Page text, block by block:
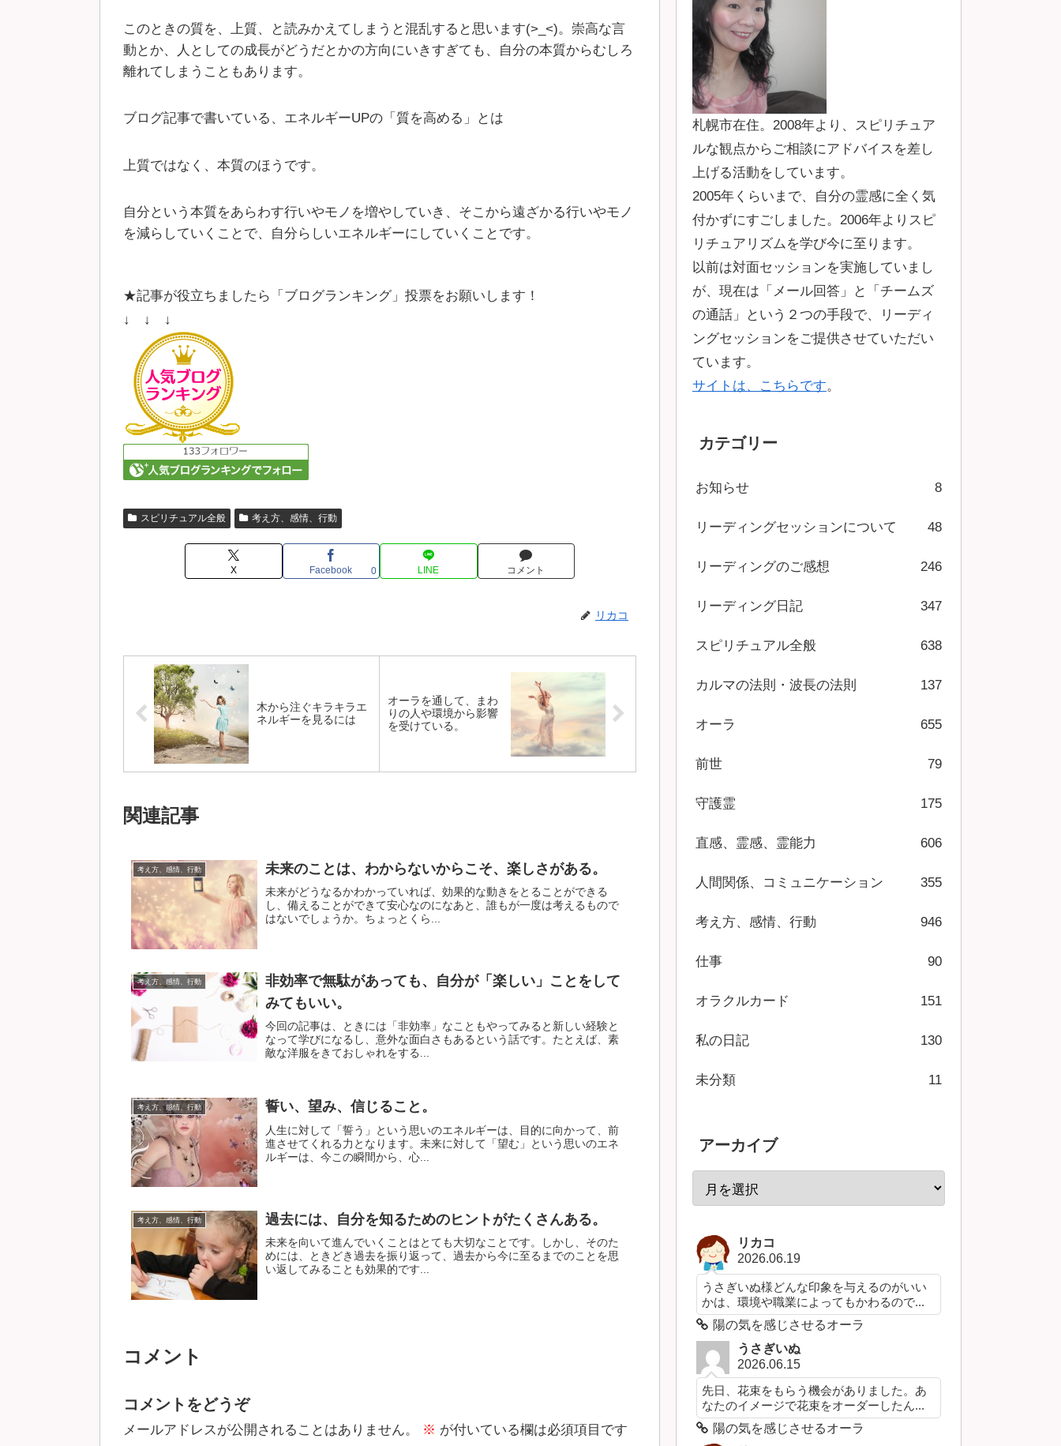
このときの質を、上質、と読みかえてしまうと混乱すると思います(>_<)。崇高な言
動とか、人としての成長がどうだとかの方向にいきすぎても、自分の本質からむしろ
離れてしまうこともあります。
ブログ記事で書いている、エネルギーUPの「質を高める」とは
上質ではなく、本質のほうです。
自分という本質をあらわす行いやモノを増やしていき、そこから遠ざかる行いやモノ
を減らしていくことで、自分らしいエネルギーにしていくことです。
★記事が役立ちましたら「ブログランキング」投票をお願いします！
↓ ↓ ↓
スピリチュアル全般 考え方、感情、行動
X Facebook 0 LINE コメント
リカコ
木から注ぐキラキラエ
ネルギーを見るには
オーラを通して、まわ
りの人や環境から影響
を受けている。
関連記事
考え方、感情、行動 未来のことは、わからないからこそ、楽しさがある。
未来がどうなるかわかっていれば、効果的な動きをとることができる
し、備えることができて安心なのになあと、誰もが一度は考えるもので
はないでしょうか。ちょっとくら...
考え方、感情、行動
非効率で無駄があっても、自分が「楽しい」ことをして
みてもいい。
今回の記事は、ときには「非効率」なこともやってみると新しい経験と
なって学びになるし、意外な面白さもあるという話です。たとえば、素
敵な洋服をきておしゃれをする...
考え方、感情、行動 誓い、望み、信じること。
人生に対して「誓う」という思いのエネルギーは、目的に向かって、前
進させてくれる力となります。未来に対して「望む」という思いのエネ
ルギーは、今この瞬間から、心...
考え方、感情、行動 過去には、自分を知るためのヒントがたくさんある。
未来を向いて進んでいくことはとても大切なことです。しかし、そのた
めには、ときどき過去を振り返って、過去から今に至るまでのことを思
い返してみることも効果的です...
コメント
コメントをどうぞ
メールアドレスが公開されることはありません。 ※ が付いている欄は必須項目です
札幌市在住。2008年より、スピリチュア
ルな観点からご相談にアドバイスを差し
上げる活動をしています。
2005年くらいまで、自分の霊感に全く気
付かずにすごしました。2006年よりスピ
リチュアリズムを学び今に至ります。
以前は対面セッションを実施していまし
が、現在は「メール回答」と「チームズ
の通話」という２つの手段で、リーディ
ングセッションをご提供させていただい
ています。
サイトは、こちらです。
カテゴリー
お知らせ 8
リーディングセッションについて 48
リーディングのご感想 246
リーディング日記 347
スピリチュアル全般 638
カルマの法則・波長の法則 137
オーラ 655
前世 79
守護霊 175
直感、霊感、霊能力 606
人間関係、コミュニケーション 355
考え方、感情、行動 946
仕事 90
オラクルカード 151
私の日記 130
未分類 11
アーカイブ
リカコ
2026.06.19
うさぎいぬ様どんな印象を与えるのがいい
かは、環境や職業によってもかわるので...
陽の気を感じさせるオーラ
うさぎいぬ
2026.06.15
先日、花束をもらう機会がありました。あ
なたのイメージで花束をオーダーしたん...
陽の気を感じさせるオーラ